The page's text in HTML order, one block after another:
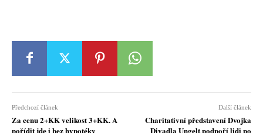
Předchozí článek
Za cenu 2+KK velikost 3+KK. A
pořídit jde i bez hypotéky
Další článek
Charitativní představení Dvojka
Divadla Ungelt podpoří lidi po